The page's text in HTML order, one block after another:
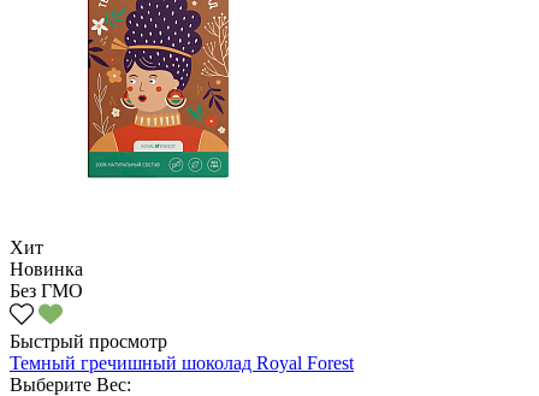
Хит
Новинка
Без ГМО
Быстрый просмотр
Темный гречишный шоколад Royal Forest
Выберите Вес: